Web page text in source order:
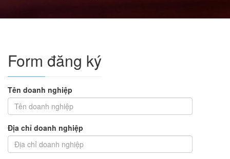
Form đăng ký
Tên doanh nghiệp
Địa chỉ doanh nghiệp